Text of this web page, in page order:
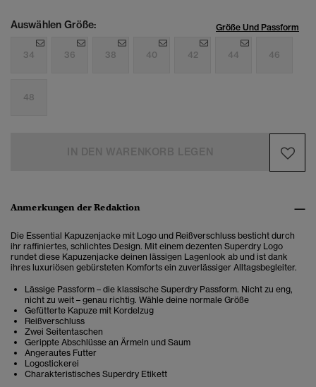
Auswählen Größe: Größe Und Passform
34 36 38 40 42 44 46
48
Anmerkungen der Redaktion
Die Essential Kapuzenjacke mit Logo und Reißverschluss besticht durch
ihr raffiniertes, schlichtes Design. Mit einem dezenten Superdry Logo
rundet diese Kapuzenjacke deinen lässigen Lagenlook ab und ist dank
ihres luxuriösen gebürsteten Komforts ein zuverlässiger Alltagsbegleiter.
Lässige Passform – die klassische Superdry Passform. Nicht zu eng,
nicht zu weit – genau richtig. Wähle deine normale Größe
Gefütterte Kapuze mit Kordelzug
Reißverschluss
Zwei Seitentaschen
Gerippte Abschlüsse an Ärmeln und Saum
Angerautes Futter
Logostickerei
Charakteristisches Superdry Etikett